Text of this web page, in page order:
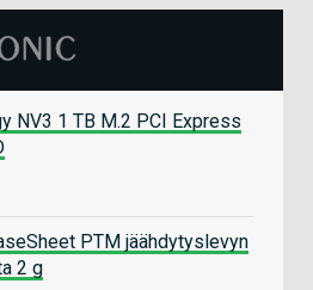
NV3 1 TB M.2 PCI Express
PTM jäähdytyslevyn
2 g